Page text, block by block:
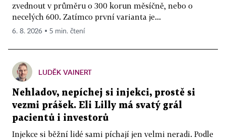
zvednout v průměru o 300 korun měsíčně, nebo o
necelých 600. Zatímco první varianta je...
6. 8. 2026 ▪ 5 min. čtení
LUDĚK VAINERT
Nehladov, nepíchej si injekci, prostě si
vezmi prášek. Eli Lilly má svatý grál
pacientů i investorů
Injekce si běžní lidé sami píchají jen velmi neradi. Podle